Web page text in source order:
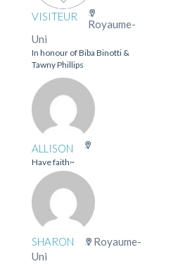
VISITEUR
Royaume-
Uni
In honour of Biba Binotti &
Tawny Phillips
ALLISON
Have faith~
SHARON
Royaume-
Uni